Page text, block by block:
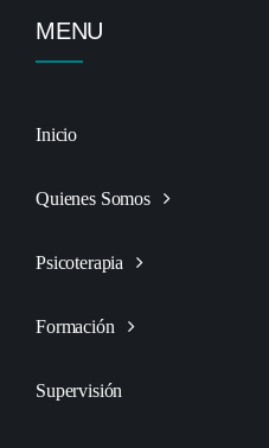
MENU
Inicio
Quienes Somos
Psicoterapia
Formación
Supervisión